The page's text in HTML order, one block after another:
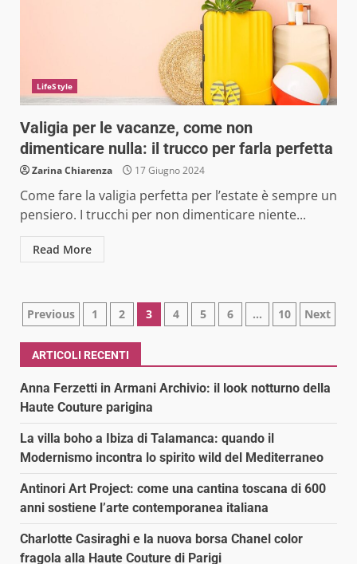
LifeStyle
Valigia per le vacanze, come non
dimenticare nulla: il trucco per farla perfetta
Zarina Chiarenza 17 Giugno 2024
Come fare la valigia perfetta per l’estate è sempre un
pensiero. I trucchi per non dimenticare niente...
Read More
Paginazione
degli
articoli
Previous 1 2 3 4 5 6 … 10 Next
ARTICOLI RECENTI
Anna Ferzetti in Armani Archivio: il look notturno della
Haute Couture parigina
La villa boho a Ibiza di Talamanca: quando il
Modernismo incontra lo spirito wild del Mediterraneo
Antinori Art Project: come una cantina toscana di 600
anni sostiene l’arte contemporanea italiana
Charlotte Casiraghi e la nuova borsa Chanel color
fragola alla Haute Couture di Parigi